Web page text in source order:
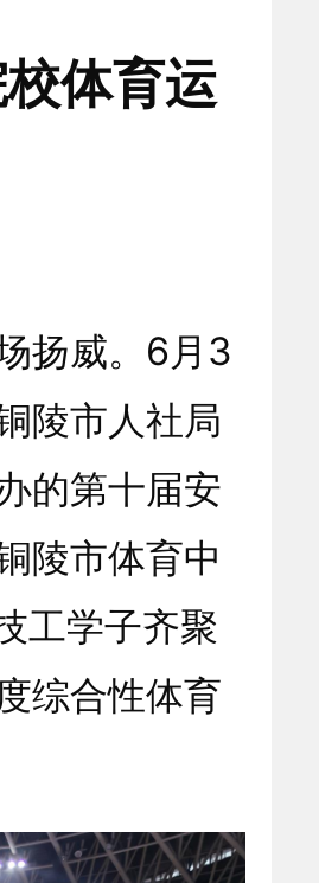
体育运
扬威。6月3
陵市人社局
的第十届安
陵市体育中
工学子齐聚
综合性体育